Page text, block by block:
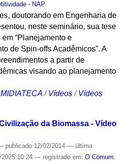
- NAP
doutorando em Engenharia de
neste seminário, sua tese
“Planejamento e
de Spin-offs Acadêmicos”. A
a partir de
visando ao planejamento
MIDIATECA / Vídeos / Vídeos
da Biomassa - Vídeo
publicado12/02/2014 — última
10:24 — registrado em: O Comum,